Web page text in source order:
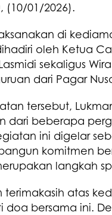
(10/01/2026).
di
oleh Ketua
sekaligus
dari Pagar
tersebut,
dari beberapa
ini digelar
komitmen
langkah
terimakasih atas
doa bersama ini.